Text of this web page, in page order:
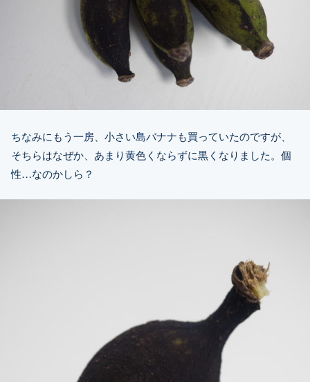
ちなみにもう一房、小さい島バナナも買っていたのですが、
そちらはなぜか、あまり黄色くならずに黒くなりました。個
性…なのかしら？